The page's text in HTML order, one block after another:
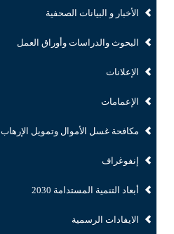
الأخبار و البيانات الصحفية
البحوث والدراسات وأوراق العمل
الإعلانات
الإعمامات
مكافحة غسل الأموال وتمويل الإرهاب
إنفوغراف
أبعاد التنمية المستدامة 2030
الايفادات الرسمية